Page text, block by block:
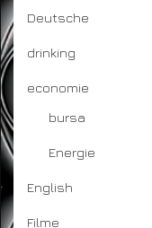
Deutsche
drinking
economie
bursa
Energie
English
Filme